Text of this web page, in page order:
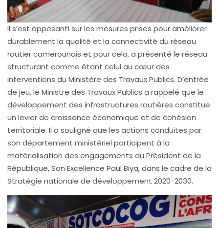
Il s’est appesanti sur les mesures prises pour améliorer
durablement la qualité et la connectivité du réseau
routier camerounais et pour cela, a présenté le réseau
structurant comme étant celui au cœur des
interventions du Ministère des Travaux Publics. D’entrée
de jeu, le Ministre des Travaux Publics a rappelé que le
développement des infrastructures routières constitue
un levier de croissance économique et de cohésion
territoriale. Il a souligné que les actions conduites par
son département ministériel participent à la
matérialisation des engagements du Président de la
République, Son Excellence Paul Biya, dans le cadre de la
Stratégie nationale de développement 2020-2030.